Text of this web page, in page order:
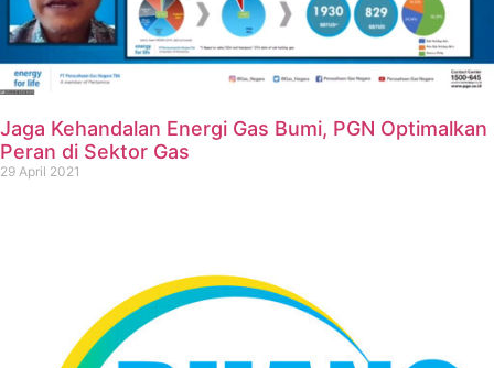
Jaga Kehandalan Energi Gas Bumi, PGN Optimalkan
Peran di Sektor Gas
29 April 2021